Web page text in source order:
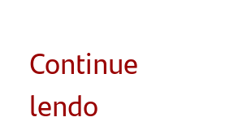
Continue
lendo